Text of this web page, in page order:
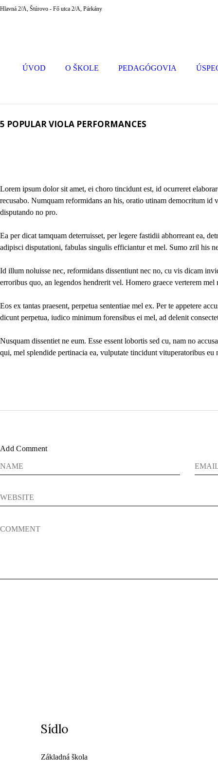
Hlavná 2/A, Štúrovo - Fő utca 2/A, Párkány
ÚVOD O ŠKOLE PEDAGÓGOVIA
5 POPULAR VIOLA PERFORMANCES
Lorem ipsum dolor sit amet, ei choro tincidunt est, id ocurreret
recusabo. Numquam reformidans an his, oratio utinam democritum id
disputando no pro.
Ea per dicat tamquam deterruisset, per legere fastidii abhorreant ea,
adipisci disputationi, fabulas singulis efficiantur et mel. Sumo zril his
Id illum noluisse nec, reformidans dissentiunt nec no, cu vis dicam
erroribus quo, an legendos hendrerit vel. Homero graece verterem mel
Eos ex tantas praesent, perpetua sententiae mel ex. Per te appetere
dicunt perpetua, iudico minimum forensibus ei mel, ad delenit
Nusquam dissentiet ne eum. Esse essent lobortis sed cu, nam no
qui, mel splendide pertinacia ea, vulputate tincidunt vituperatoribus
Add Comment
Sídlo
Základná škola